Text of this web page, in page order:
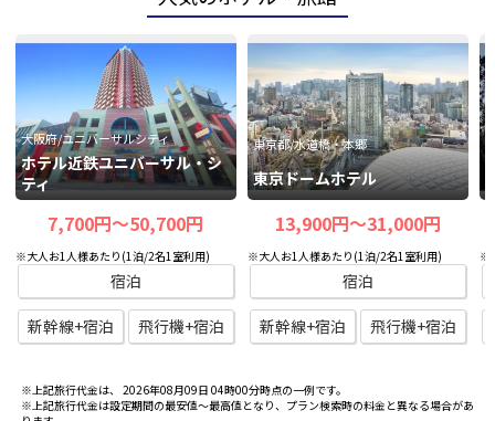
大阪府/ユニバーサルシティ
ホテル近鉄ユニバーサル・シ
ティ
7,700円〜50,700円
※大人お1人様あたり(1泊/2名1室利用)
宿泊
新幹線+宿泊 飛行機+宿泊
東京都/水道橋・本郷
東京ドームホテル
13,900円〜31,000円
※大人お1人様あたり(1泊/2名1室利用)
宿泊
新幹線+宿泊 飛行機+宿泊
※
※上記旅行代金は、 2026年08月09日 04時00分時点の一例です。
※上記旅行代金は設定期間の最安値～最高値となり、プラン検索時の料金と異なる場合があ